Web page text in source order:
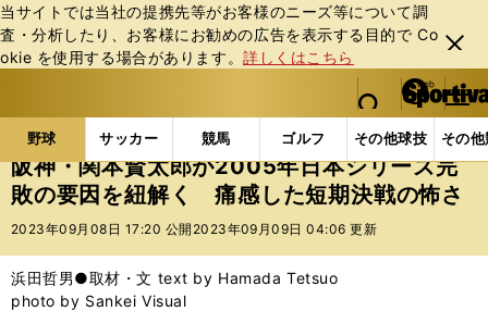
当サイトでは当社の提携先等がお客様のニーズ等について調
査・分析したり、お客様にお勧めの広告を表⽰する⽬的で Co
okie を使⽤する場合があります。詳しくはこちら
閉じ
る
web Sportiva (webスポルティーバ)
検索
マイペ
ー
ジ
メニュ
野球 サッカー 競馬 ゴルフ その他球技 その
b
ス
ポ
ル
バ
野球の記事一覧 プロ野球 阪神・関本賢太郎が
阪神・関本賢太郎が2005年日本シリーズ完
敗の要因を紐解く 痛感した短期決戦の怖さ
2023年09月08日 17:20 公開 2023年09月09日 04:06 更新
浜田哲男●取材・文 text by Hamada Tetsuo
photo by Sankei Visual